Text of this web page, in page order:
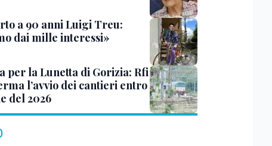
a 90 anni Luigi Treu:
dai mille interessi»
per la Lunetta di Gorizia: Rfi
l’avvio dei cantieri entro
del 2026